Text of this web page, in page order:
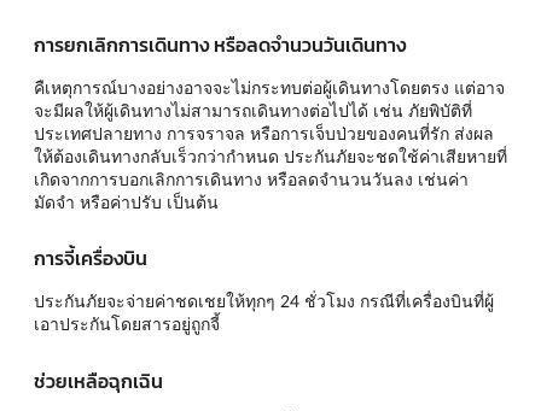
การยกเลิกการเดินทาง หรือลดจำนวนวันเดินทาง
คืเหตุการณ์บางอย่างอาจจะไม่กระทบต่อผู้เดินทางโดยตรง แต่อาจ
จะมีผลให้ผู้เดินทางไม่สามารถเดินทางต่อไปได้ เช่น ภัยพิบัติที่
ประเทศปลายทาง การจราจล หรือการเจ็บป่วยของคนที่รัก ส่งผล
ให้ต้องเดินทางกลับเร็วกว่ากำหนด ประกันภัยจะชดใช้ค่าเสียหายที่
เกิดจากการบอกเลิกการเดินทาง หรือลดจำนวนวันลง เช่นค่า
มัดจำ หรือค่าปรับ เป็นต้น
การจี้เครื่องบิน
ประกันภัยจะจ่ายค่าชดเชยให้ทุกๆ 24 ชั่วโมง กรณีที่เครื่องบินที่ผู้
เอาประกันโดยสารอยู่ถูกจี้
ช่วยเหลือฉุกเฉิน